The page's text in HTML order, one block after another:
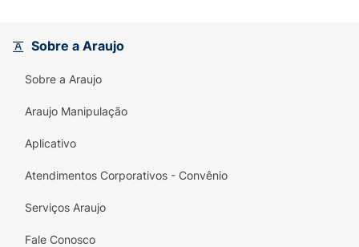
Sobre a Araujo
Sobre a Araujo
Araujo Manipulação
Aplicativo
Atendimentos Corporativos - Convênio
Serviços Araujo
Fale Conosco